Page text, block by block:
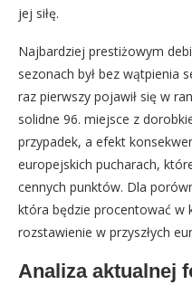
jej siłę.
Najbardziej prestiżowym
sezonach był bez wątpienia
raz pierwszy pojawił się w
solidne 96. miejsce z
przypadek, a efekt
europejskich pucharach,
cennych punktów. Dla
która będzie procentować w
rozstawienie w przyszłych
Analiza aktualnej